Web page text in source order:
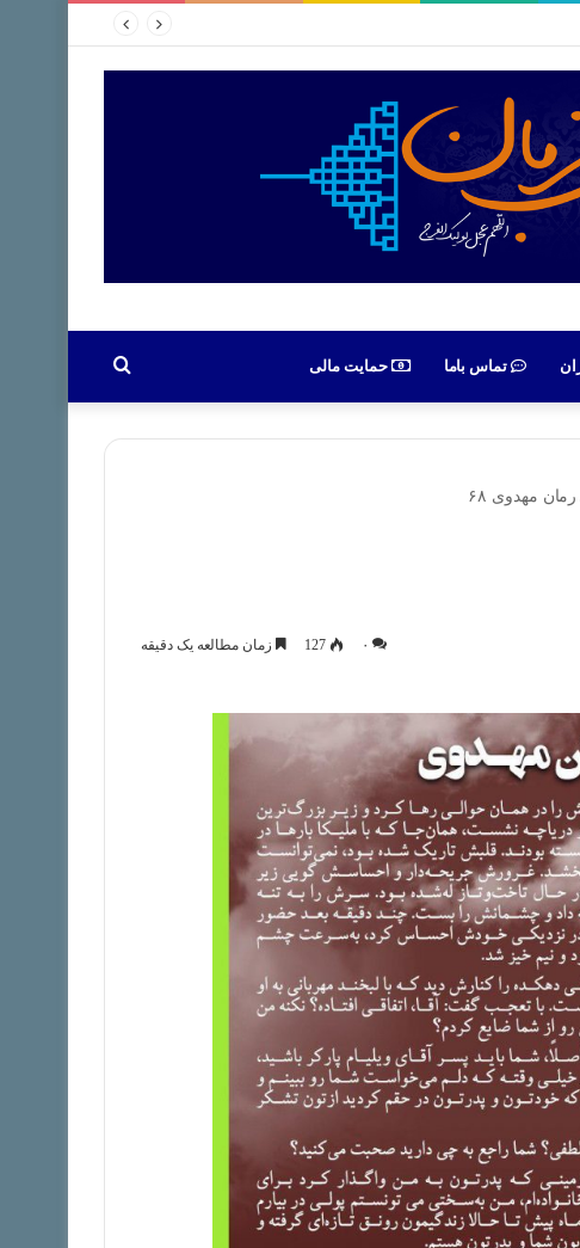
تماس باما حمایت مالی
رمان مهدوی ۶۸
۰ 127 زمان مطالعه یک دقیقه